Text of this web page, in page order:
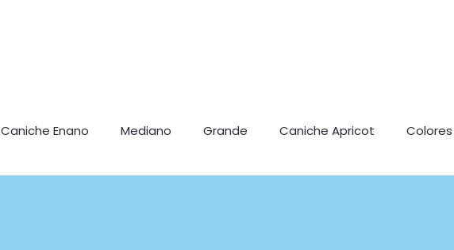
Caniche Enano Mediano Grande Caniche Apricot Colores